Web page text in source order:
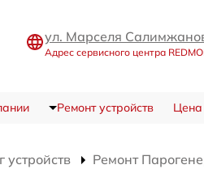
ул. Марселя
Адрес сервисного центра
Ремонт устройств Цена
устройств Ремонт